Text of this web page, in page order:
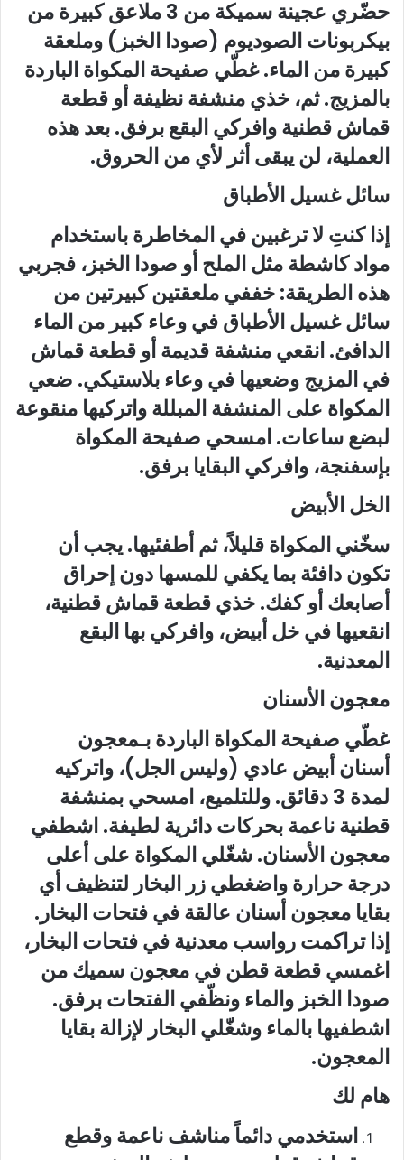
حضّري عجينة سميكة من 3 ملاعق كبيرة من
بيكربونات الصوديوم (صودا الخبز) وملعقة
كبيرة من الماء. غطّي صفيحة المكواة الباردة
بالمزيج. ثم، خذي منشفة نظيفة أو قطعة
قماش قطنية وافركي البقع برفق. بعد هذه
العملية، لن يبقى أثر لأي من الحروق.
سائل غسيل الأطباق
إذا كنتِ لا ترغبين في المخاطرة باستخدام
مواد كاشطة مثل الملح أو صودا الخبز، فجربي
هذه الطريقة: خففي ملعقتين كبيرتين من
سائل غسيل الأطباق في وعاء كبير من الماء
الدافئ. انقعي منشفة قديمة أو قطعة قماش
في المزيج وضعيها في وعاء بلاستيكي. ضعي
المكواة على المنشفة المبللة واتركيها منقوعة
لبضع ساعات. امسحي صفيحة المكواة
بإسفنجة، وافركي البقايا برفق.
الخل الأبيض
سخّني المكواة قليلاً، ثم أطفئيها. يجب أن
تكون دافئة بما يكفي للمسها دون إحراق
أصابعك أو كفك. خذي قطعة قماش قطنية،
انقعيها في خل أبيض، وافركي بها البقع
المعدنية.
معجون الأسنان
غطّي صفيحة المكواة الباردة بـمعجون
أسنان أبيض عادي (وليس الجل)، واتركيه
لمدة 3 دقائق. وللتلميع، امسحي بمنشفة
قطنية ناعمة بحركات دائرية لطيفة. اشطفي
معجون الأسنان. شغّلي المكواة على أعلى
درجة حرارة واضغطي زر البخار لتنظيف أي
بقايا معجون أسنان عالقة في فتحات البخار.
إذا تراكمت رواسب معدنية في فتحات البخار،
اغمسي قطعة قطن في معجون سميك من
صودا الخبز والماء ونظّفي الفتحات برفق.
اشطفيها بالماء وشغّلي البخار لإزالة بقايا
المعجون.
هام لك
استخدمي دائماً مناشف ناعمة وقطع